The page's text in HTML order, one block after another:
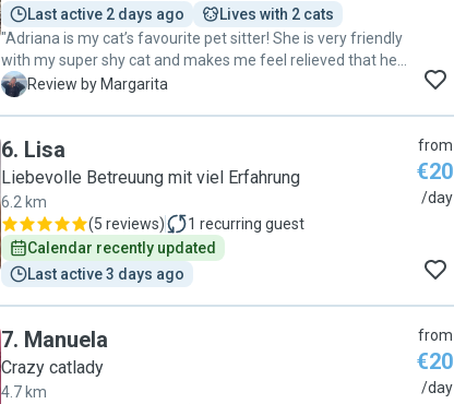
Last active 2 days ago
Lives with 2 cats
"Adriana is my cat’s favourite pet sitter! She is very friendly
with my super shy cat and makes me feel relieved that he
has such good company. If you want your pet to be in great
M Review by Margarita
6. Lisa
Liebevolle Betreuung mit viel Erfahrung
6.2 km
(5 reviews) 1 recurring guest
Calendar recently updated
Last active 3 days ago
from
€20
/day
7. Manuela
Crazy catlady
4.7 km
from
€20
/day